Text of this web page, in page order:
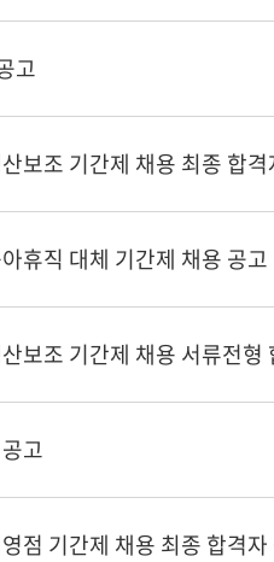
고
휴직 대체 기간제 채용 공고
고
점 기간제 채용 최종 합격자